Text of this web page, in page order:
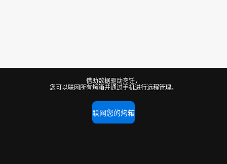
借助数据驱动烹饪，
您可以联网所有烤箱并通过手机进行远程管理。
联网您的烤箱